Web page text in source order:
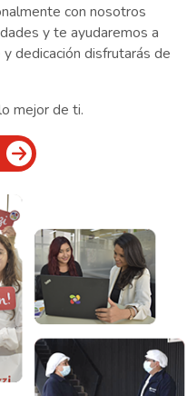
con nosotros
y te ayudaremos a
dedicación disfrutarás de
mejor de ti.